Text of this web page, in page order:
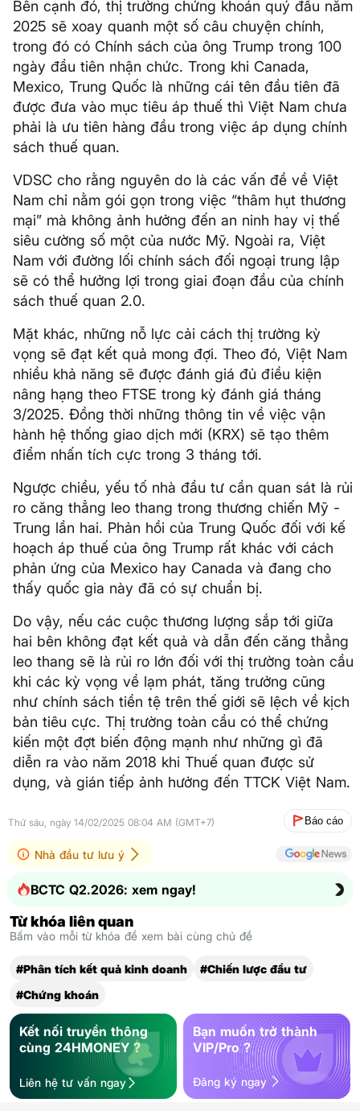
Bên cạnh đó, thị trường chứng khoán quý đầu năm
2025 sẽ xoay quanh một số câu chuyện chính,
trong đó có Chính sách của ông Trump trong 100
ngày đầu tiên nhận chức. Trong khi Canada,
Mexico, Trung Quốc là những cái tên đầu tiên đã
được đưa vào mục tiêu áp thuế thì Việt Nam chưa
phải là ưu tiên hàng đầu trong việc áp dụng chính
sách thuế quan.
VDSC cho rằng nguyên do là các vấn đề về Việt
Nam chỉ nằm gói gọn trong việc “thâm hụt thương
mại” mà không ảnh hưởng đến an ninh hay vị thế
siêu cường số một của nước Mỹ. Ngoài ra, Việt
Nam với đường lối chính sách đối ngoại trung lập
sẽ có thể hưởng lợi trong giai đoạn đầu của chính
sách thuế quan 2.0.
Mặt khác, những nỗ lực cải cách thị trường kỳ
vọng sẽ đạt kết quả mong đợi. Theo đó, Việt Nam
nhiều khả năng sẽ được đánh giá đủ điều kiện
nâng hạng theo FTSE trong kỳ đánh giá tháng
3/2025. Đồng thời những thông tin về việc vận
hành hệ thống giao dịch mới (KRX) sẽ tạo thêm
điểm nhấn tích cực trong 3 tháng tới.
Ngược chiều, yếu tố nhà đầu tư cần quan sát là rủi
ro căng thẳng leo thang trong thương chiến Mỹ -
Trung lần hai. Phản hồi của Trung Quốc đối với kế
hoạch áp thuế của ông Trump rất khác với cách
phản ứng của Mexico hay Canada và đang cho
thấy quốc gia này đã có sự chuẩn bị.
Do vậy, nếu các cuộc thương lượng sắp tới giữa
hai bên không đạt kết quả và dẫn đến căng thẳng
leo thang sẽ là rủi ro lớn đối với thị trường toàn cầu
khi các kỳ vọng về lạm phát, tăng trưởng cũng
như chính sách tiền tệ trên thế giới sẽ lệch về kịch
bản tiêu cực. Thị trường toàn cầu có thể chứng
kiến một đợt biến động mạnh như những gì đã
diễn ra vào năm 2018 khi Thuế quan được sử
dụng, và gián tiếp ảnh hưởng đến TTCK Việt Nam.
Thứ sáu, ngày 14/02/2025 08:04 AM (GMT+7) Báo cáo
Nhà đầu tư lưu ý
BCTC Q2.2026: xem ngay!
Từ khóa liên quan
Bấm vào mỗi từ khóa để xem bài cùng chủ đề
#Phân tích kết quả kinh doanh
#Chiến lược đầu tư
#Chứng khoán
Kết nối truyền thông
cùng 24HMONEY ?
Liên hệ tư vấn ngay
Bạn muốn trở thành
VIP/Pro ?
Đăng ký ngay